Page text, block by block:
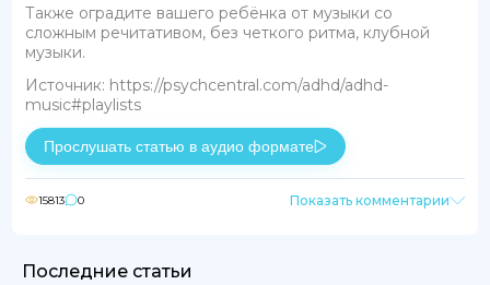
Также оградите вашего ребёнка от музыки со
сложным речитативом, без четкого ритма, клубной
музыки.
Источник: https://psychcentral.com/adhd/adhd-
music#playlists
Прослушать статью в аудио формате
15813 0 Показать комментарии
Последние статьи